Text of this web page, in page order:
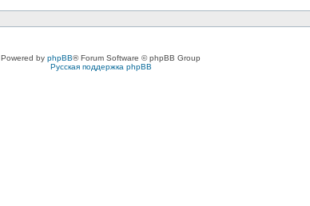
Powered by phpBB® Forum Software © phpBB Group
Русская поддержка phpBB